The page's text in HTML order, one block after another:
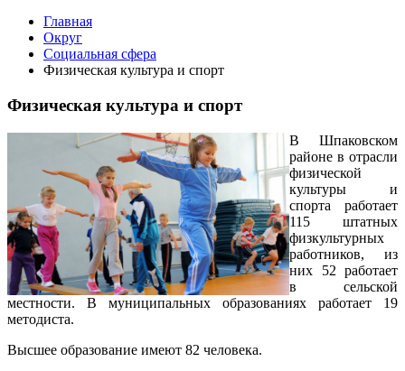
Главная
Округ
Социальная сфера
Физическая культура и спорт
Физическая культура и спорт
В Шпаковском
районе в отрасли
физической
культуры и
спорта работает
115 штатных
физкультурных
работников, из
них 52 работает
в сельской
местности. В муниципальных образованиях работает 19
методиста.
Высшее образование имеют 82 человека.